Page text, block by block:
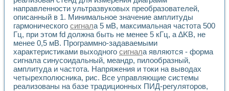
Виртуальный измеритель частотных характеристик на
Лабораторный практикум по основам теории Коммутации
Разработка виртуальной лабораторной работы
Виртуальные практикумы по электротехнике в среде
Из опыта внедрения в рамках национального проекта
Исследование эффективности решателей
Опыт разработки LabVIEW лабораторных практикумов
Проблемы повышения качества образования и
Развитие LabVIEW лабораторного практикума по
направленности ультразвуковых преобразователей,
описанный в 1. Минимальное значение амплитуды
гармонического сигнала 5 мВ, максимальная частота 500
Гц, при этом fd должна быть не менее 5 кГц, а ∆KB, не
менее 0,5 мВ. Программно-задаваемыми
характеристиками выходного сигнала являются - форма
сигнала синусоидальный, меандр, пилообразный,
амплитуда и частота. Напряжения и токи на выводах
четырехполюсника, рис. Все управляющие системы
реализованы на базе традиционных ПИД-регуляторов,